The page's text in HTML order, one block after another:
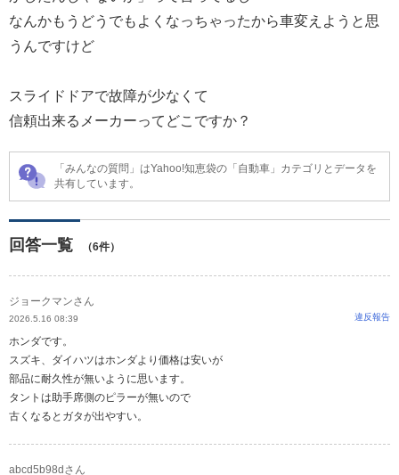
なんかもうどうでもよくなっちゃったから車変えようと思
うんですけど
スライドドアで故障が少なくて
信頼出来るメーカーってどこですか？
「みんなの質問」はYahoo!知恵袋の「自動車」カテゴリとデータを
共有しています。
回答一覧 （6件）
ジョークマンさん
2026.5.16 08:39 違反報告
ホンダです。
スズキ、ダイハツはホンダより価格は安いが
部品に耐久性が無いように思います。
タントは助手席側のピラーが無いので
古くなるとガタが出やすい。
abcd5b98dさん